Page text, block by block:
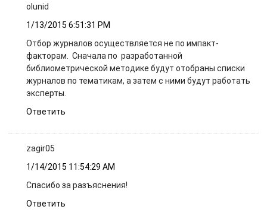
olunid
1/13/2015 6:51:31 PM
Отбор журналов осуществляется не по импакт-
факторам. Сначала по разработанной
библиометрической методике будут отобраны списки
журналов по тематикам, а затем с ними будут работать
эксперты.
Ответить
zagir05
1/14/2015 11:54:29 AM
Спасибо за разъяснения!
Ответить